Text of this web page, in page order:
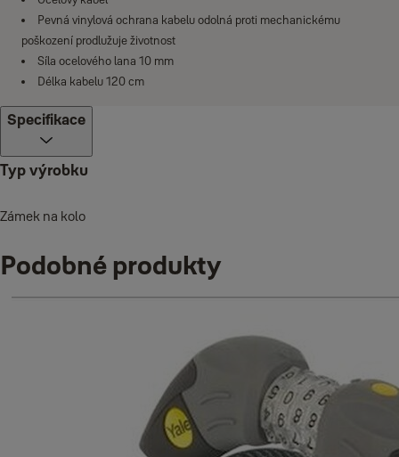
Pevná vinylová ochrana kabelu odolná proti mechanickému
poškození prodlužuje životnost
Síla ocelového lana 10 mm
Délka kabelu 120 cm
Specifikace
Typ výrobku
Zámek na kolo
Podobné produkty